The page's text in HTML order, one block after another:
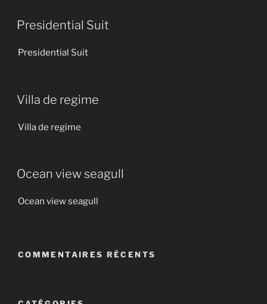
Presidential Suit
Presidential Suit
Villa de regime
Villa de regime
Ocean view seagull
Ocean view seagull
COMMENTAIRES RÉCENTS